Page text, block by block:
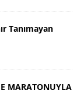
Tanımayan
MARATONUYLA